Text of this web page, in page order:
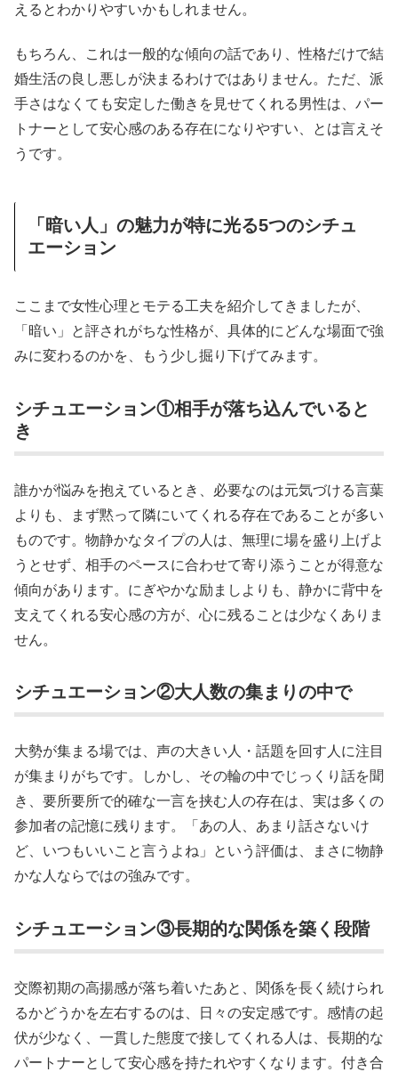
えるとわかりやすいかもしれません。
もちろん、これは一般的な傾向の話であり、性格だけで結
婚生活の良し悪しが決まるわけではありません。ただ、派
手さはなくても安定した働きを見せてくれる男性は、パー
トナーとして安心感のある存在になりやすい、とは言えそ
うです。
「暗い人」の魅力が特に光る5つのシチュ
エーション
ここまで女性心理とモテる工夫を紹介してきましたが、
「暗い」と評されがちな性格が、具体的にどんな場面で強
みに変わるのかを、もう少し掘り下げてみます。
シチュエーション①相手が落ち込んでいると
き
誰かが悩みを抱えているとき、必要なのは元気づける言葉
よりも、まず黙って隣にいてくれる存在であることが多い
ものです。物静かなタイプの人は、無理に場を盛り上げよ
うとせず、相手のペースに合わせて寄り添うことが得意な
傾向があります。にぎやかな励ましよりも、静かに背中を
支えてくれる安心感の方が、心に残ることは少なくありま
せん。
シチュエーション②大人数の集まりの中で
大勢が集まる場では、声の大きい人・話題を回す人に注目
が集まりがちです。しかし、その輪の中でじっくり話を聞
き、要所要所で的確な一言を挟む人の存在は、実は多くの
参加者の記憶に残ります。「あの人、あまり話さないけ
ど、いつもいいこと言うよね」という評価は、まさに物静
かな人ならではの強みです。
シチュエーション③長期的な関係を築く段階
交際初期の高揚感が落ち着いたあと、関係を長く続けられ
るかどうかを左右するのは、日々の安定感です。感情の起
伏が少なく、一貫した態度で接してくれる人は、長期的な
パートナーとして安心感を持たれやすくなります。付き合